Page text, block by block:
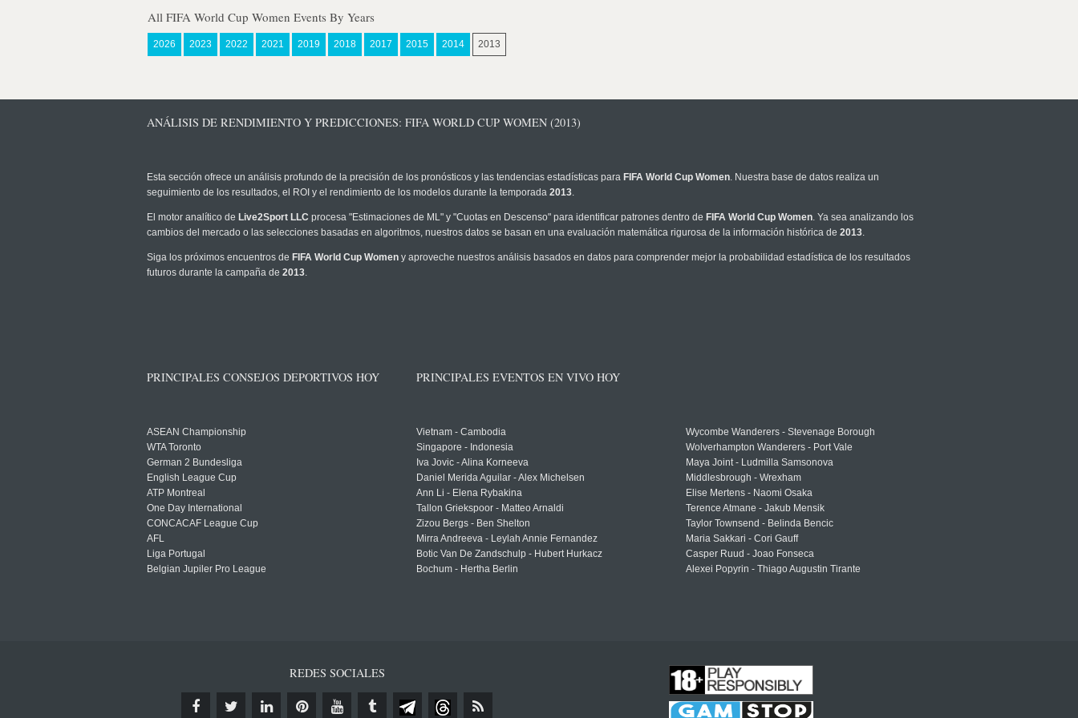
All FIFA World Cup Women Events By Years
2026 2023 2022 2021 2019 2018 2017 2015 2014 2013
ANÁLISIS DE RENDIMIENTO Y PREDICCIONES: FIFA WORLD CUP WOMEN (2013)
Esta sección ofrece un análisis profundo de la precisión de los pronósticos y las tendencias estadísticas para FIFA World Cup Women. Nuestra base de datos realiza un
seguimiento de los resultados, el ROI y el rendimiento de los modelos durante la temporada 2013.
El motor analítico de Live2Sport LLC procesa "Estimaciones de ML" y "Cuotas en Descenso" para identificar patrones dentro de FIFA World Cup Women. Ya sea analizando los
cambios del mercado o las selecciones basadas en algoritmos, nuestros datos se basan en una evaluación matemática rigurosa de la información histórica de 2013.
Siga los próximos encuentros de FIFA World Cup Women y aproveche nuestros análisis basados en datos para comprender mejor la probabilidad estadística de los resultados
futuros durante la campaña de 2013.
PRINCIPALES CONSEJOS DEPORTIVOS HOY
ASEAN Championship
WTA Toronto
German 2 Bundesliga
English League Cup
ATP Montreal
One Day International
CONCACAF League Cup
AFL
Liga Portugal
Belgian Jupiler Pro League
PRINCIPALES EVENTOS EN VIVO HOY
Vietnam - Cambodia
Singapore - Indonesia
Iva Jovic - Alina Korneeva
Daniel Merida Aguilar - Alex Michelsen
Ann Li - Elena Rybakina
Tallon Griekspoor - Matteo Arnaldi
Zizou Bergs - Ben Shelton
Mirra Andreeva - Leylah Annie Fernandez
Botic Van De Zandschulp - Hubert Hurkacz
Bochum - Hertha Berlin
Wycombe Wanderers - Stevenage Borough
Wolverhampton Wanderers - Port Vale
Maya Joint - Ludmilla Samsonova
Middlesbrough - Wrexham
Elise Mertens - Naomi Osaka
Terence Atmane - Jakub Mensik
Taylor Townsend - Belinda Bencic
Maria Sakkari - Cori Gauff
Casper Ruud - Joao Fonseca
Alexei Popyrin - Thiago Augustin Tirante
REDES SOCIALES